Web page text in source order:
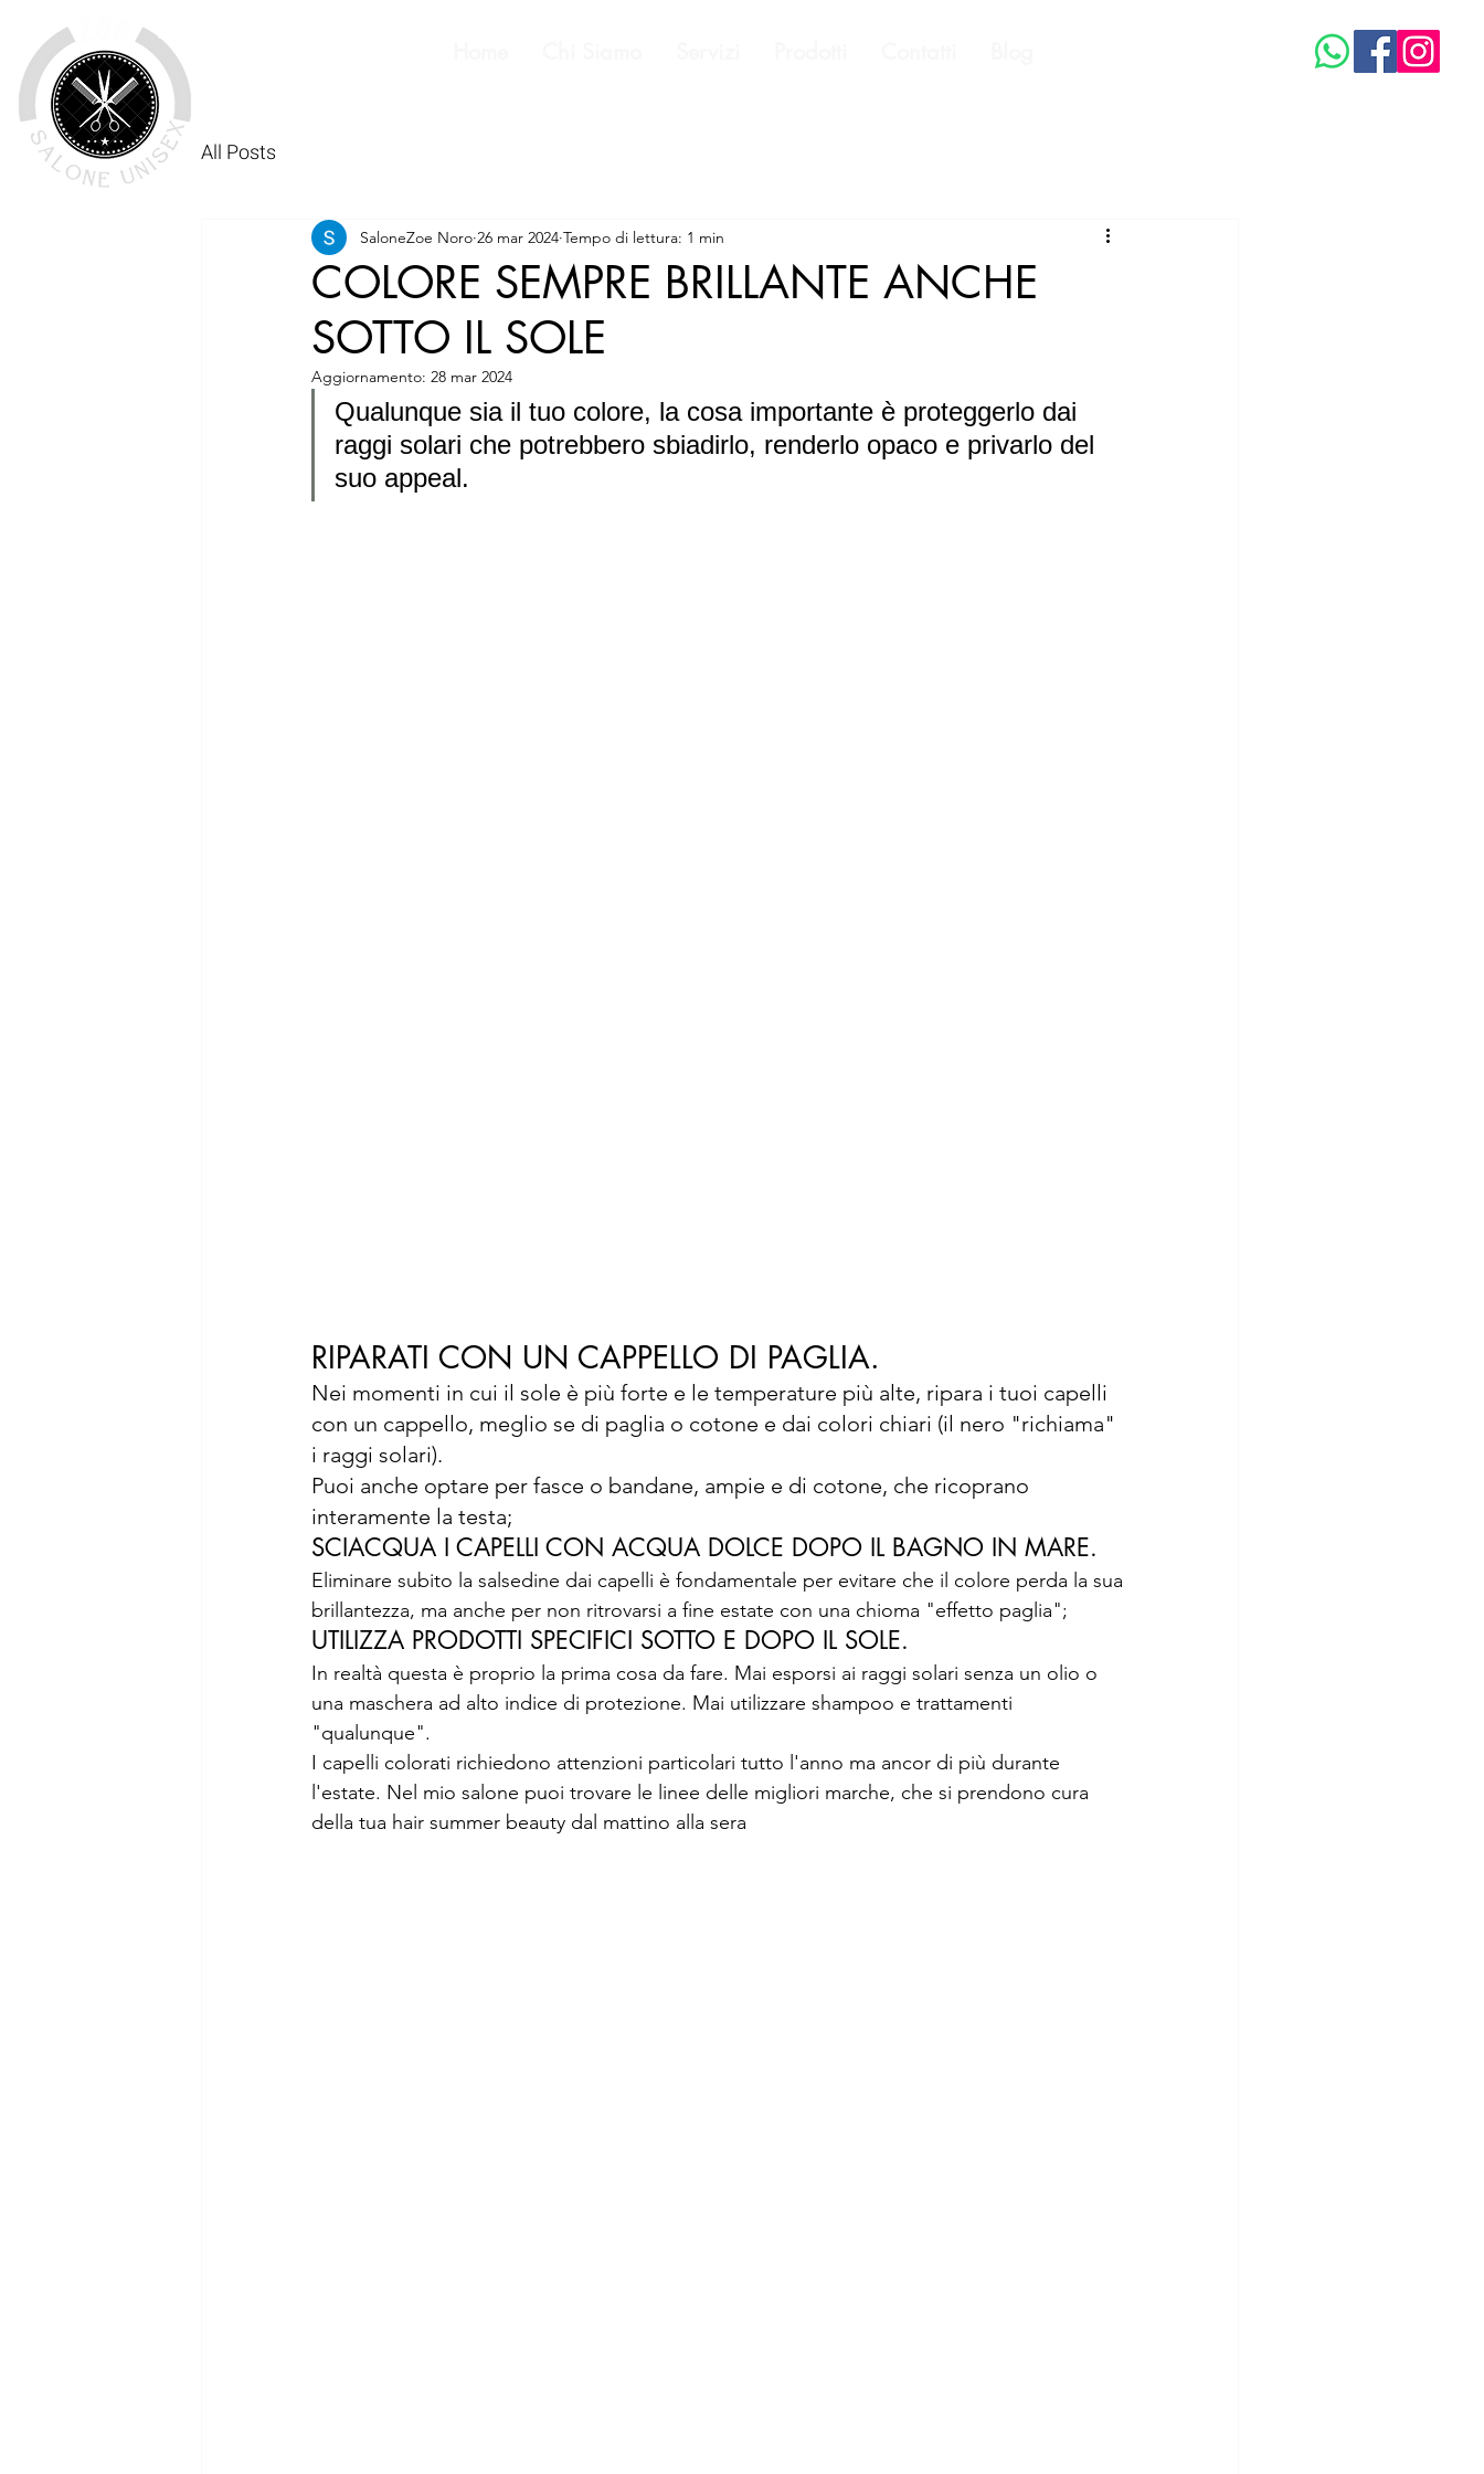
All Posts
COLORE SEMPRE BRILLANTE ANCHE
SOTTO IL SOLE
SaloneZoe Noro 26 mar 2024 Tempo di lettura: 1 min
Aggiornamento: 28 mar 2024
Qualunque sia il tuo colore, la cosa importante è proteggerlo dai
raggi solari che potrebbero sbiadirlo, renderlo opaco e privarlo del
suo appeal.
RIPARATI CON UN CAPPELLO DI PAGLIA.
Nei momenti in cui il sole è più forte e le temperature più alte, ripara i tuoi capelli
con un cappello, meglio se di paglia o cotone e dai colori chiari (il nero "richiama"
i raggi solari).
Puoi anche optare per fasce o bandane, ampie e di cotone, che ricoprano
interamente la testa;
SCIACQUA I CAPELLI CON ACQUA DOLCE DOPO IL BAGNO IN MARE.
Eliminare subito la salsedine dai capelli è fondamentale per evitare che il colore perda la sua
brillantezza, ma anche per non ritrovarsi a fine estate con una chioma "effetto paglia";
UTILIZZA PRODOTTI SPECIFICI SOTTO E DOPO IL SOLE.
In realtà questa è proprio la prima cosa da fare. Mai esporsi ai raggi solari senza un olio o
una maschera ad alto indice di protezione. Mai utilizzare shampoo e trattamenti
"qualunque".
I capelli colorati richiedono attenzioni particolari tutto l'anno ma ancor di più durante
l'estate. Nel mio salone puoi trovare le linee delle migliori marche, che si prendono cura
della tua hair summer beauty dal mattino alla sera